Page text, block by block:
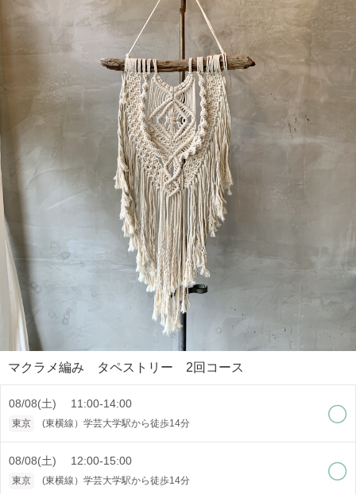
マクラメ編み タペストリー 2回コース
08/08(土) 11:00-14:00
東京 (東横線）学芸大学駅から徒歩14分
08/08(土) 12:00-15:00
東京 (東横線）学芸大学駅から徒歩14分